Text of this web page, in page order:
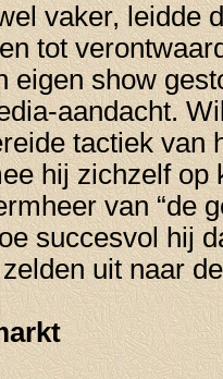
vaker, leidde
tot
eigen show
aandacht.
tactiek van
hij zichzelf op
van “de
succesvol hij
uit naar